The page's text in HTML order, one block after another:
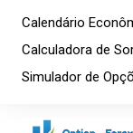
para
conteúdo
Calendário
Calculadora de
Simulador de